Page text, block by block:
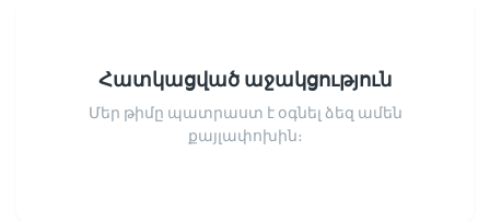
Հատկացված աջակցություն
Մեր թիմը պատրաստ է օգնել ձեզ ամեն
քայլափոխին։